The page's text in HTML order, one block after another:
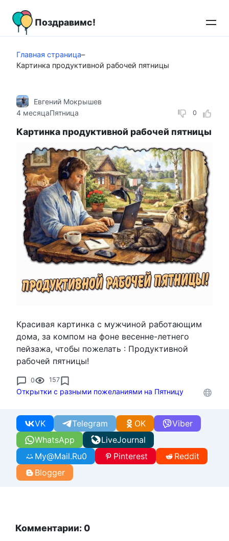
контенту
Поздравимс!
Главная страница–
Картинка продуктивной рабочей пятницы
0
Евгений Мокрышев
4 месяцаПятница
Картинка продуктивной рабочей пятницы
Красивая картинка с мужчиной работающим
дома, за компом на фоне весенне-летнего
пейзажа, чтобы пожелать : Продуктивной
рабочей пятницы!
0 157
Открытки с разными пожеланиями на Пятницу
WhatsApp
VK Telegram Viber
OK
LiveJournal
My@Mail.Ru0 Pinterest
Reddit
Blogger
Комментарии: 0